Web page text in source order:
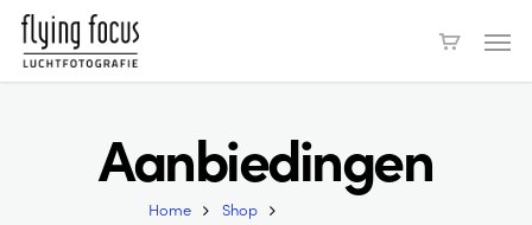
Skip
main
Aanbiedingen
Home Shop